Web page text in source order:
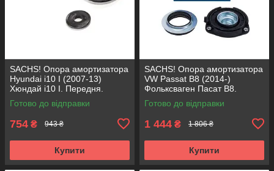
SACHS! Опора амортизатора
Hyundai i10 I (2007-13)
Хюндай i10 I. Передня.
SM5818 , 801063 , KB689.27 ,
VKDA88511
Готово до відправки
754 ₴ 943 ₴
Купити
SACHS! Опора амортизатора
VW Passat B8 (2014-)
Фольксваген Пасат B8.
Передня. 803024 , KB657.27 ,
VKDA35167
Готово до відправки
1 444 ₴ 1 806 ₴
Купити